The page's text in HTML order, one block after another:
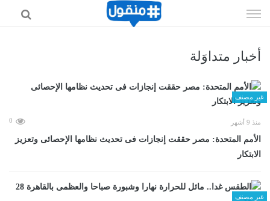
الى
أخبار متداوَلة
غير مصنف
منذ 9 أشهر 0
الأمم المتحدة: مصر حققت إنجازات فى تحديث نظامها الإحصائى وتعزيز
الابتكار
غير مصنف